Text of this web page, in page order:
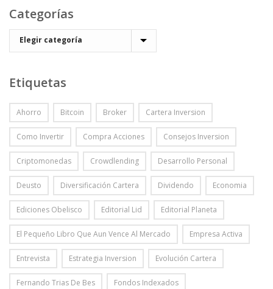
Categorías
Etiquetas
Ahorro Bitcoin Broker Cartera Inversion
Como Invertir Compra Acciones Consejos Inversion
Criptomonedas Crowdlending Desarrollo Personal
Deusto Diversificación Cartera Dividendo Economia
Ediciones Obelisco Editorial Lid Editorial Planeta
El Pequeño Libro Que Aun Vence Al Mercado Empresa Activa
Entrevista Estrategia Inversion Evolución Cartera
Fernando Trias De Bes Fondos Indexados